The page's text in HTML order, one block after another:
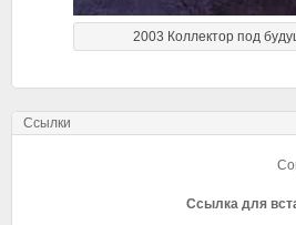
2003 Коллектор под
Ссылки
Ссылка для